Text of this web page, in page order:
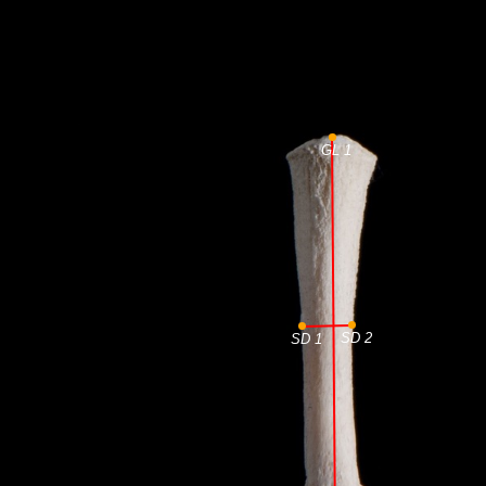
GL 1
SD 1 SD 2